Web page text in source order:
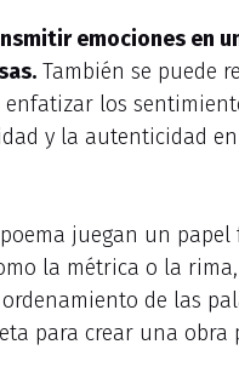
emociones en
También se puede
los
y la autenticidad
juegan un
la métrica o la
de las
para crear una obra